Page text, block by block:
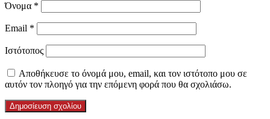
Όνομα *
Email *
Ιστότοπος
Αποθήκευσε το όνομά μου, email, και τον ιστότοπο μου σε
αυτόν τον πλοηγό για την επόμενη φορά που θα σχολιάσω.